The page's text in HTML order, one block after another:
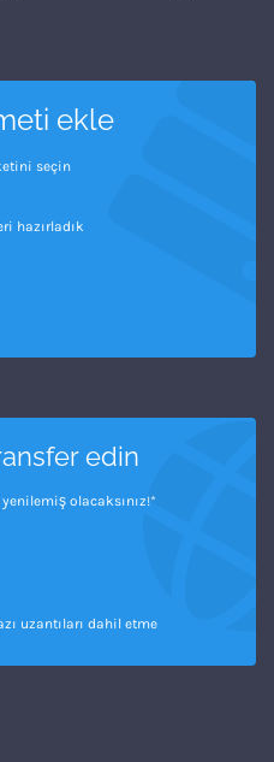
ekle
seçin
hazırladık
edin
yenilemiş olacaksınız!*
uzantıları dahil etme